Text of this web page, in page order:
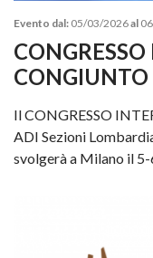
Evento dal: 05/03/2026al
CONGIUNTO
Il CONGRESSO
ADI Sezioni
svolgerà a Milano il